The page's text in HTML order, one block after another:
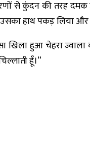
से कुंदन की तरह
हाथ पकड़ लिया और
खिला हुआ चेहरा
हूँ।”